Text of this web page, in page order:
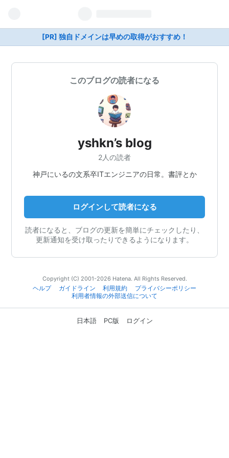
[PR] 独自ドメインは早めの取得がおすすめ！
このブログの読者になる
yshkn’s blog
2人の読者
神戸にいるの文系卒ITエンジニアの日常。書評とか
ログインして読者になる
読者になると、ブログの更新を簡単にチェックしたり、
更新通知を受け取ったりできるようになります。
Copyright (C) 2001-2026 Hatena. All Rights Reserved.
ヘルプ
ガイドライン 利用規約
プライバシーポリシー
利用者情報の外部送信について
日本語 PC版 ログイン